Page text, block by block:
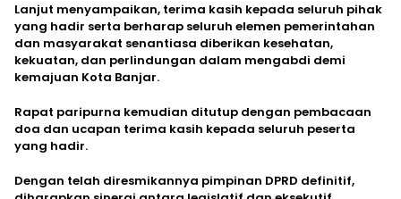
Lanjut menyampaikan, terima kasih kepada seluruh pihak
yang hadir serta berharap seluruh elemen pemerintahan
dan masyarakat senantiasa diberikan kesehatan,
kekuatan, dan perlindungan dalam mengabdi demi
kemajuan Kota Banjar.
Rapat paripurna kemudian ditutup dengan pembacaan
doa dan ucapan terima kasih kepada seluruh peserta
yang hadir.
Dengan telah diresmikannya pimpinan DPRD definitif,